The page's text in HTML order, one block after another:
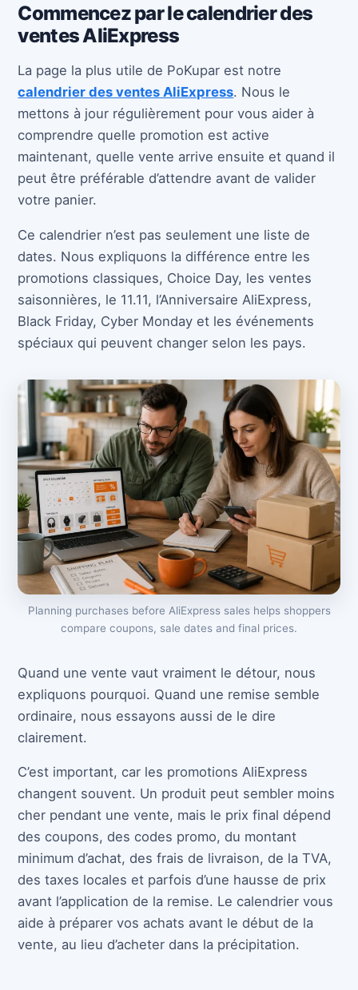
Commencez par le calendrier des
ventes AliExpress
La page la plus utile de PoKupar est notre
calendrier des ventes AliExpress. Nous le
mettons à jour régulièrement pour vous aider à
comprendre quelle promotion est active
maintenant, quelle vente arrive ensuite et quand il
peut être préférable d’attendre avant de valider
votre panier.
Ce calendrier n’est pas seulement une liste de
dates. Nous expliquons la différence entre les
promotions classiques, Choice Day, les ventes
saisonnières, le 11.11, l’Anniversaire AliExpress,
Black Friday, Cyber Monday et les événements
spéciaux qui peuvent changer selon les pays.
Planning purchases before AliExpress sales helps shoppers
compare coupons, sale dates and final prices.
Quand une vente vaut vraiment le détour, nous
expliquons pourquoi. Quand une remise semble
ordinaire, nous essayons aussi de le dire
clairement.
C’est important, car les promotions AliExpress
changent souvent. Un produit peut sembler moins
cher pendant une vente, mais le prix final dépend
des coupons, des codes promo, du montant
minimum d’achat, des frais de livraison, de la TVA,
des taxes locales et parfois d’une hausse de prix
avant l’application de la remise. Le calendrier vous
aide à préparer vos achats avant le début de la
vente, au lieu d’acheter dans la précipitation.